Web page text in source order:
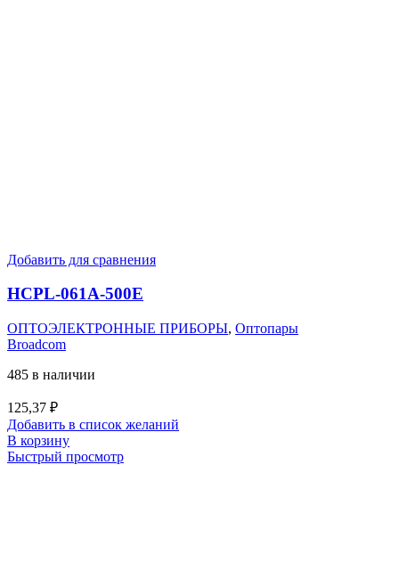
Добавить для сравнения
HCPL-061A-500E
ОПТОЭЛЕКТРОННЫЕ ПРИБОРЫ, Оптопары
Broadcom
485 в наличии
125,37 ₽
Добавить в список желаний
В корзину
Быстрый просмотр